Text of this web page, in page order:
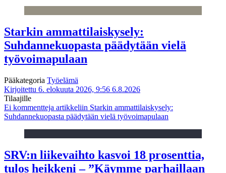
Starkin ammattilaiskysely:
Suhdannekuopasta päädytään vielä
työvoimapulaan
Pääkategoria Työelämä
Kirjoitettu 6. elokuuta 2026, 9:56 6.8.2026
Tilaajille
Ei kommentteja artikkeliin Starkin ammattilaiskysely:
Suhdannekuopasta päädytään vielä työvoimapulaan
SRV:n liikevaihto kasvoi 18 prosenttia,
tulos heikkeni – ”Käymme parhaillaan